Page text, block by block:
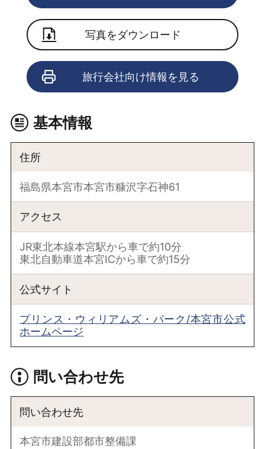
写真をダウンロード
旅行会社向け情報を見る
基本情報
住所
福島県本宮市本宮市糠沢字石神61
アクセス
JR東北本線本宮駅から車で約10分
東北自動車道本宮ICから車で約15分
公式サイト
プリンス・ウィリアムズ・パーク/本宮市公式
ホームページ
問い合わせ先
問い合わせ先
本宮市建設部都市整備課